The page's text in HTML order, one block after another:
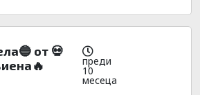
от 💀
преди
10
месеца